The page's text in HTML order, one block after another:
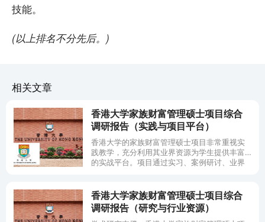
技能。
​(​以上排名不分先后。)
相关文章
香港大学家族财富管理硕士项目综合
调研报告（实践与项目平台）
香港大学的家族财富管理硕士项目非常重视实
践教学，充分利用其业界资源为学生提供丰富
的实战平台。项目通过实习、案例研讨、业界
香港大学家族财富管理硕士项目综合
调研报告（研究与行业资源）